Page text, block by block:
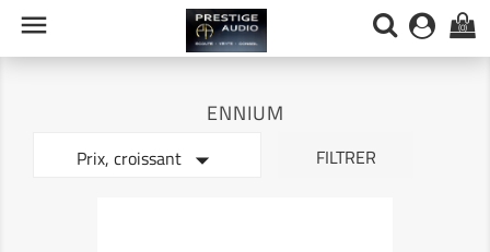
 (0)
ENNIUM
Prix, croissant  FILTRER